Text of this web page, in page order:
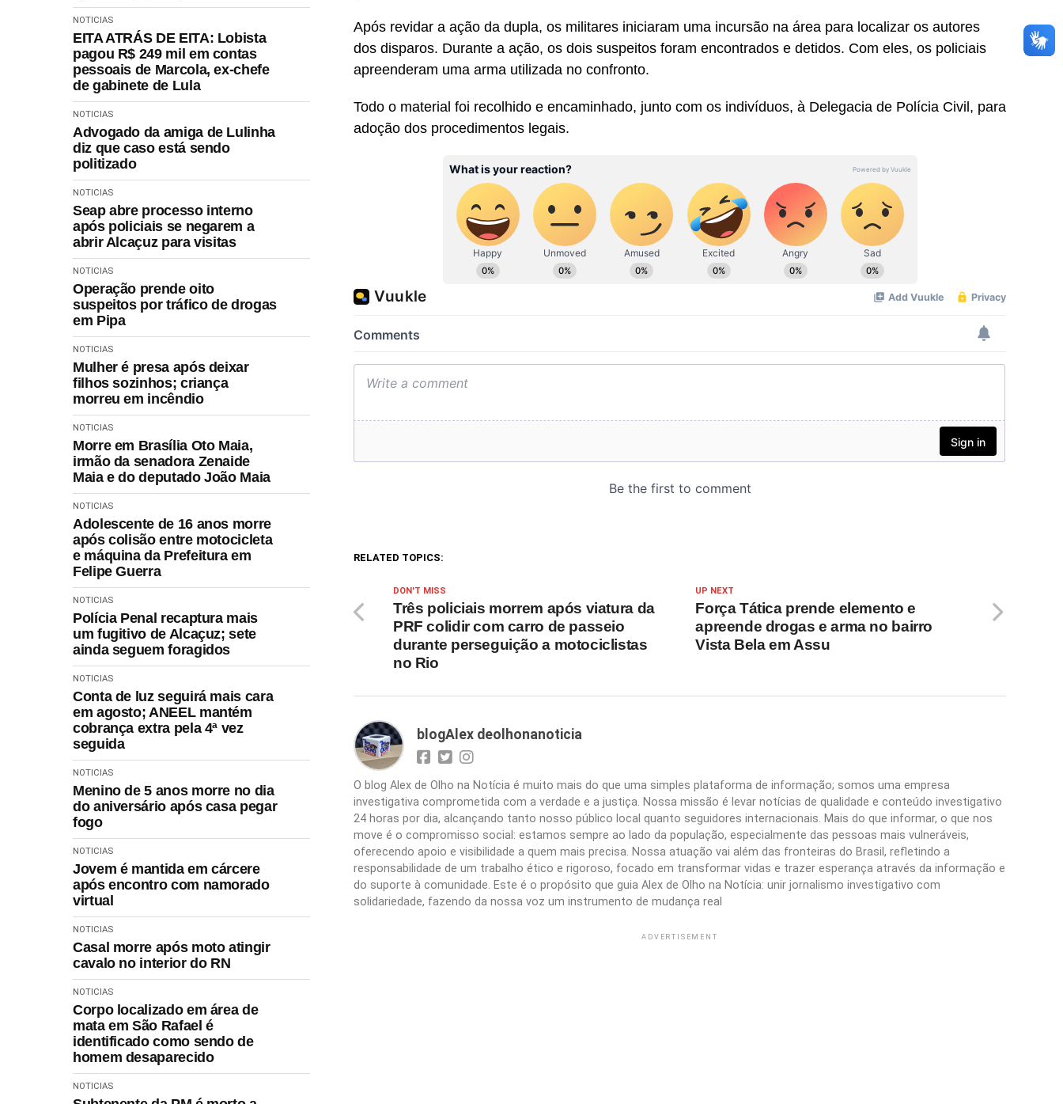
NOTICIAS
EITA ATRÁS DE EITA: Lobista
pagou R$ 249 mil em contas
pessoais de Marcola, ex-chefe
de gabinete de Lula
NOTICIAS
Advogado da amiga de Lulinha
diz que caso está sendo
politizado
NOTICIAS
Seap abre processo interno
após policiais se negarem a
abrir Alcaçuz para visitas
NOTICIAS
Operação prende oito
suspeitos por tráfico de drogas
em Pipa
NOTICIAS
Mulher é presa após deixar
filhos sozinhos; criança
morreu em incêndio
NOTICIAS
Morre em Brasília Oto Maia,
irmão da senadora Zenaide
Maia e do deputado João Maia
NOTICIAS
Adolescente de 16 anos morre
após colisão entre motocicleta
e máquina da Prefeitura em
Felipe Guerra
NOTICIAS
Polícia Penal recaptura mais
um fugitivo de Alcaçuz; sete
ainda seguem foragidos
NOTICIAS
Conta de luz seguirá mais cara
em agosto; ANEEL mantém
cobrança extra pela 4ª vez
seguida
NOTICIAS
Menino de 5 anos morre no dia
do aniversário após casa pegar
fogo
NOTICIAS
Jovem é mantida em cárcere
após encontro com namorado
virtual
NOTICIAS
Casal morre após moto atingir
cavalo no interior do RN
NOTICIAS
Corpo localizado em área de
mata em São Rafael é
identificado como sendo de
homem desaparecido
NOTICIAS
Após revidar a ação da dupla, os militares iniciaram uma incursão na área para localizar os autores
dos disparos. Durante a ação, os dois suspeitos foram encontrados e detidos. Com eles, os policiais
apreenderam uma arma utilizada no confronto.
Todo o material foi recolhido e encaminhado, junto com os indivíduos, à Delegacia de Polícia Civil, para
adoção dos procedimentos legais.
RELATED TOPICS:
UP NEXT
Força Tática prende elemento e
apreende drogas e arma no bairro
Vista Bela em Assu
DON'T MISS
Três policiais morrem após viatura da
PRF colidir com carro de passeio
durante perseguição a motociclistas
no Rio
blogAlex deolhonanoticia
O blog Alex de Olho na Notícia é muito mais do que uma simples plataforma de informação; somos uma empresa
investigativa comprometida com a verdade e a justiça. Nossa missão é levar notícias de qualidade e conteúdo investigativo
24 horas por dia, alcançando tanto nosso público local quanto seguidores internacionais. Mais do que informar, o que nos
move é o compromisso social: estamos sempre ao lado da população, especialmente das pessoas mais vulneráveis,
oferecendo apoio e visibilidade a quem mais precisa. Nossa atuação vai além das fronteiras do Brasil, refletindo a
responsabilidade de um trabalho ético e rigoroso, focado em transformar vidas e trazer esperança através da informação e
do suporte à comunidade. Este é o propósito que guia Alex de Olho na Notícia: unir jornalismo investigativo com
solidariedade, fazendo da nossa voz um instrumento de mudança real
ADVERTISEMENT